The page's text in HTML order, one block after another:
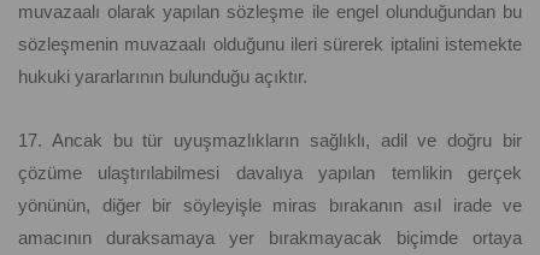
muvazaalı olarak yapılan sözleşme ile engel olunduğundan bu
sözleşmenin muvazaalı olduğunu ileri sürerek iptalini istemekte
hukuki yararlarının bulunduğu açıktır.
17. Ancak bu tür uyuşmazlıkların sağlıklı, adil ve doğru bir
çözüme ulaştırılabilmesi davalıya yapılan temlikin gerçek
yönünün, diğer bir söyleyişle miras bırakanın asıl irade ve
amacının duraksamaya yer bırakmayacak biçimde ortaya